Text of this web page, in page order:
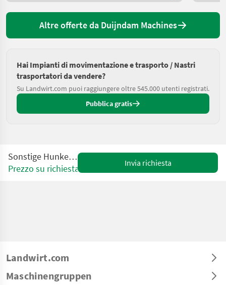
Altre offerte da Duijndam Machines
Hai Impianti di movimentazione e trasporto / Nastri
trasportatori da vendere?
Su Landwirt.com puoi raggiungere oltre 545.000 utenti registrati.
Pubblica gratis
Sonstige Hunkeler TB4 8702
Prezzo su richiesta
Invia richiesta
Landwirt.com
Maschinengruppen